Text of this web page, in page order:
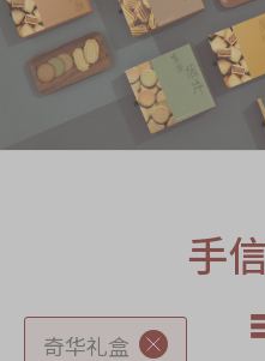
分店网络
商务销售
嫁喜须知
奇华网志
嫁喜礼
手信礼
家乡饼
时令食
迪士尼
奇华
手
奇华礼盒